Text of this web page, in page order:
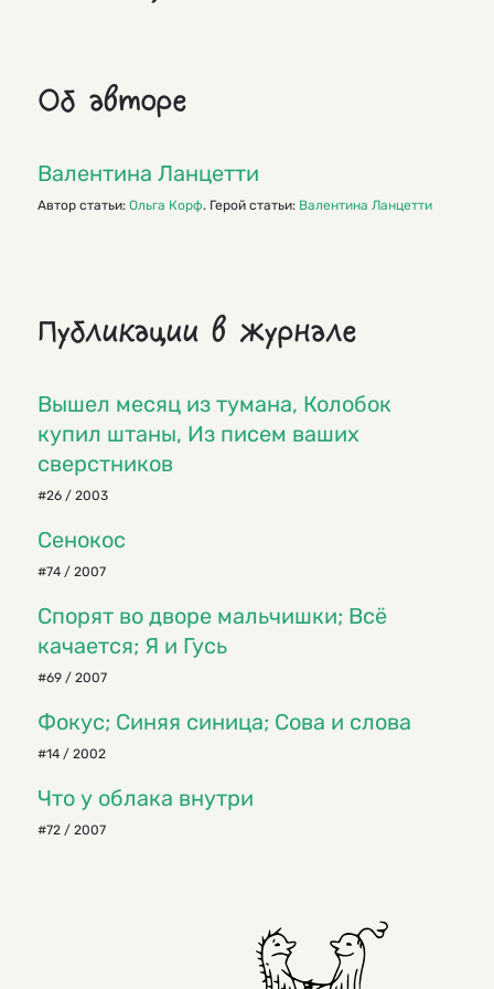
Об авторе
Валентина Ланцетти
Автор статьи: Ольга Корф. Герой статьи: Валентина Ланцетти
Публикации в журнале
Вышел месяц из тумана, Колобок
купил штаны, Из писем ваших
сверстников
#26 / 2003
Сенокос
#74 / 2007
Спорят во дворе мальчишки; Всё
качается; Я и Гусь
#69 / 2007
Фокус; Синяя синица; Сова и слова
#14 / 2002
Что у облака внутри
#72 / 2007